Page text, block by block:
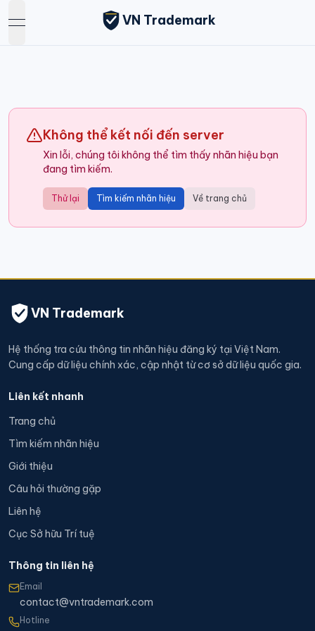
open navigation menu
VN Trademark
Không thể kết nối đến server
Xin lỗi, chúng tôi không thể tìm thấy nhãn hiệu bạn
đang tìm kiếm.
Thử lại Tìm kiếm nhãn hiệu Về trang chủ
VN Trademark
Hệ thống tra cứu thông tin nhãn hiệu đăng ký tại Việt Nam.
Cung cấp dữ liệu chính xác, cập nhật từ cơ sở dữ liệu quốc gia.
Liên kết nhanh
Trang chủ
Tìm kiếm nhãn hiệu
Giới thiệu
Câu hỏi thường gặp
Liên hệ
Cục Sở hữu Trí tuệ
Thông tin liên hệ
Email
contact@vntrademark.com
Hotline